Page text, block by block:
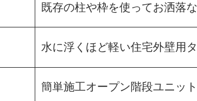
既存の柱や枠を使ってお洒落
水に浮くほど軽い住宅外壁用
簡単施工オープン階段ユニット